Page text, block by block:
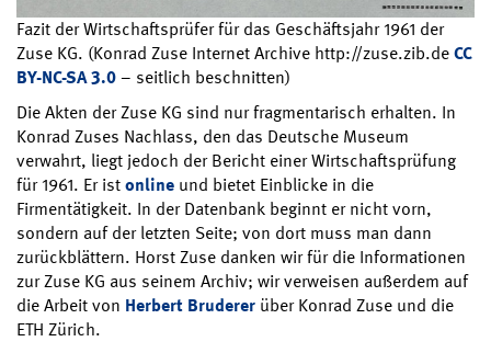
Fazit der Wirtschaftsprüfer für das Geschäftsjahr 1961 der
Zuse KG. (Konrad Zuse Internet Archive http://zuse.zib.deCC
BY-NC-SA 3.0– seitlich beschnitten)
Die Akten der Zuse KG sind nur fragmentarisch erhalten. In
Konrad Zuses Nachlass, den das Deutsche Museum
verwahrt, liegt jedoch der Bericht einer Wirtschaftsprüfung
für 1961. Er istonline und bietet Einblicke in die
Firmentätigkeit. In der Datenbank beginnt er nicht vorn,
sondern auf der letzten Seite; von dort muss man dann
zurückblättern. Horst Zuse danken wir für die Informationen
zur Zuse KG aus seinem Archiv; wir verweisen außerdem auf
die Arbeit von Herbert Bruderer über Konrad Zuse und die
ETH Zürich.